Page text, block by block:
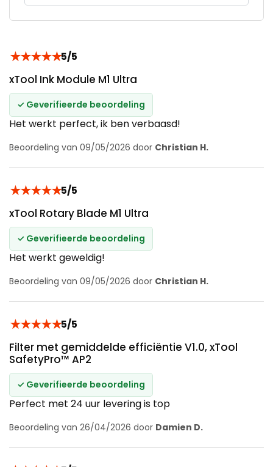
★★★★★5/5
xTool Ink Module M1 Ultra
✓ Geverifieerde beoordeling
Het werkt perfect, ik ben verbaasd!
Beoordeling van 09/05/2026 door Christian H.
★★★★★5/5
xTool Rotary Blade M1 Ultra
✓ Geverifieerde beoordeling
Het werkt geweldig!
Beoordeling van 09/05/2026 door Christian H.
★★★★★5/5
Filter met gemiddelde efficiëntie V1.0, xTool
SafetyPro™ AP2
✓ Geverifieerde beoordeling
Perfect met 24 uur levering is top
Beoordeling van 26/04/2026 door Damien D.